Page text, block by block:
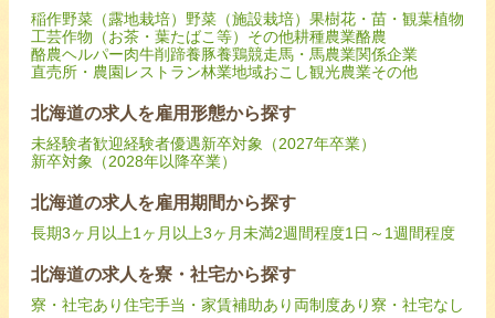
稲作野菜（露地栽培） 野菜（施設栽培） 果樹花・苗・観葉植物
工芸作物（お茶・葉たばこ等） その他耕種農業酪農
酪農ヘルパー肉牛削蹄養豚養鶏競走馬・馬農業関係企業
直売所・農園レストラン林業地域おこし観光農業その他
北海道の求人を雇用形態から探す
未経験者歓迎経験者優遇新卒対象（2027年卒業）
新卒対象（2028年以降卒業）
北海道の求人を雇用期間から探す
長期3ヶ月以上1ヶ月以上3ヶ月未満2週間程度1日～1週間程度
北海道の求人を寮・社宅から探す
寮・社宅あり住宅手当・家賃補助あり 両制度あり寮・社宅なし